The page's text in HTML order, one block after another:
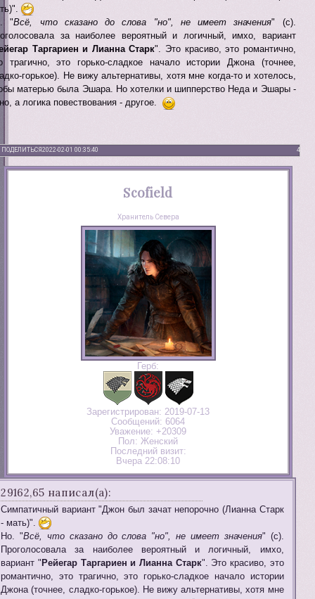
"Всё, что сказано до слова "но", не имеет значения" (с).
за наиболее вероятный и логичный, имхо, вариант
Таргариен и Лианна Старк". Это красиво, это романтично,
трагично, это горько-сладкое начало истории Джона (точнее,
горькое). Не вижу альтернативы, хотя мне когда-то и хотелось,
матерью была Эшара. Но хотелки и шипперство Неда и Эшары -
а логика повествования - другое.
ПОДЕЛИТЬСЯ 4
2022-02-01 00:35:40
Scofield
Хранитель Севера
Герб:
Зарегистрирован: 2019-07-13
Сообщений: 6064
Уважение: +20309
Пол: Женский
Последний визит:
Вчера 22:08:10
29162,65 написал(а):
Симпатичный вариант "Джон был зачат непорочно (Лианна Старк
- мать)".
Но. "Всё, что сказано до слова "но", не имеет значения" (с).
Проголосовала за наиболее вероятный и логичный, имхо,
вариант " Рейегар Таргариен и Лианна Старк". Это красиво, это
романтично, это трагично, это горько-сладкое начало истории
Джона (точнее, сладко-горькое). Не вижу альтернативы, хотя мне